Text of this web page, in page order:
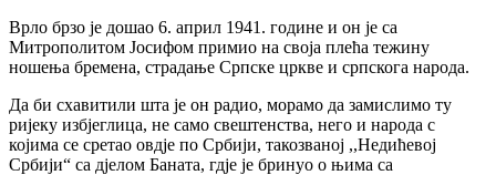
Врло брзо је дошао 6. април 1941. године и он је са
Митрополитом Јосифом примио на своја плећа тежину
ношења бремена, страдање Српске цркве и српскога народа.
Да би схавитили шта је он радио, морамо да замислимо ту
ријеку избјеглица, не само свештенства, него и народа с
којима се сретао овдје по Србији, такозваној ,,Недићевој
Србији“ са дјелом Баната, гдје је бринуо о њима са